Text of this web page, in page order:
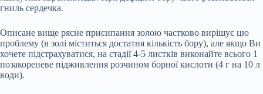
гниль сердечка.
Описане вище рясне присипання золою частково вирішує цю
проблему (в золі міститься достатня кількість бору), але якщо Ви
хочете підстрахуватися, на стадії 4-5 листків виконайте всього 1
позакореневе підживлення розчином борної кислоти (4 г на 10 л
води).